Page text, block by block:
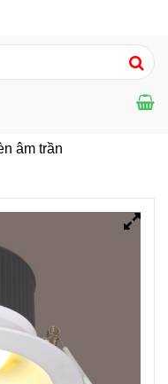
âm trần